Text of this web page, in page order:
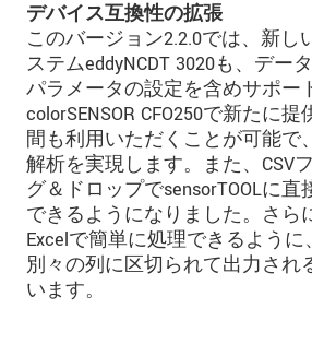
デバイス互換性の拡張
このバージョン2.2.0では、新し
ステムeddyNCDT 3020も、デー
パラメータの設定を含めサポー
colorSENSOR CFO250で新たに
間も利用いただくことが可能で
解析を実現します。また、CSV
グ＆ドロップでsensorTOOLに
できるようになりました。さら
Excelで簡単に処理できるよう
別々の列に区切られて出力され
います。